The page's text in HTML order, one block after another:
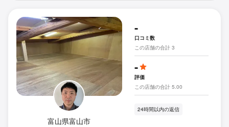
富山県富山市
-
口コミ数
この店舗の合計 3
-
評価
この店舗の合計 5.00
24時間以内の返信